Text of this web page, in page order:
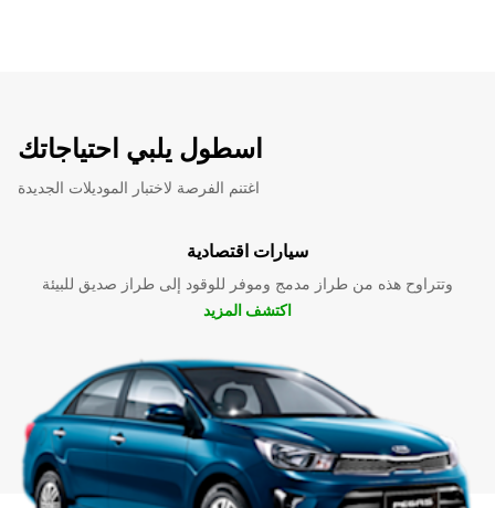
اسطول يلبي احتياجاتك
اغتنم الفرصة لاختبار الموديلات الجديدة
سيارات اقتصادية
وتتراوح هذه من طراز مدمج وموفر للوقود إلى طراز صديق للبيئة
اكتشف المزيد